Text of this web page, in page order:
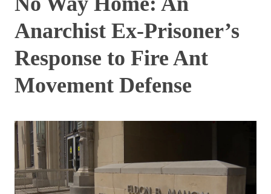
Anarchist Ex-Prisoner’s
Response to Fire Ant
Movement Defense